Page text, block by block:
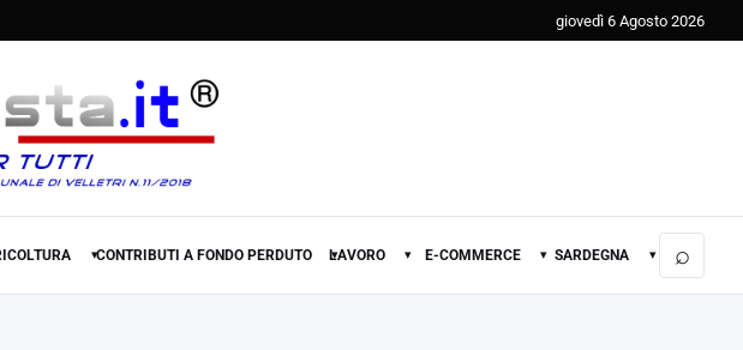
giovedì 6 Agosto 2026
▾CONTRIBUTI A FONDO PERDUTO ▾
LAVORO ▾ E-COMMERCE ▾ SARDEGNA ▾ ⌕